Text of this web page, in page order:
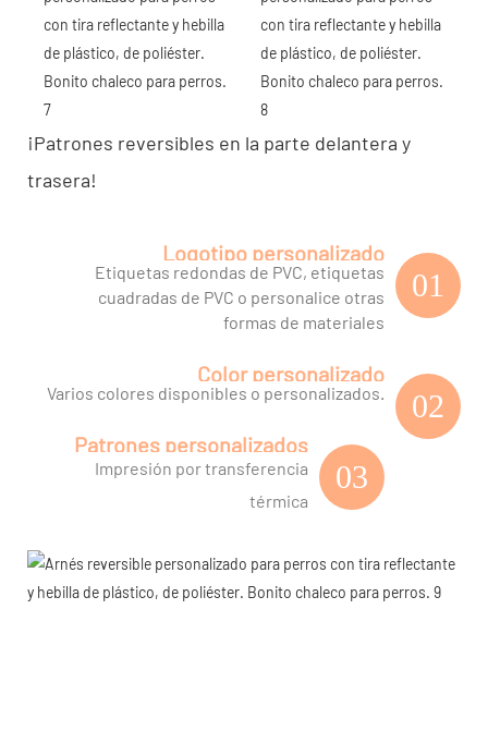
¡Patrones reversibles en la parte delantera y
trasera!
01
Logotipo personalizado
Etiquetas redondas de PVC, etiquetas
cuadradas de PVC o personalice otras
formas de materiales
02
Color personalizado
Varios colores disponibles o personalizados.
03
Patrones personalizados
Impresión por transferencia
térmica